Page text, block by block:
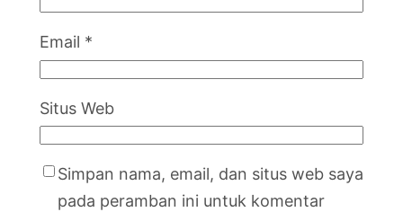
Email *
Situs Web
Simpan nama, email, dan situs web saya
pada peramban ini untuk komentar